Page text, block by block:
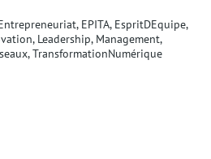
, EPITA, EspritDEquipe,
, Leadership, Management,
, TransformationNumérique